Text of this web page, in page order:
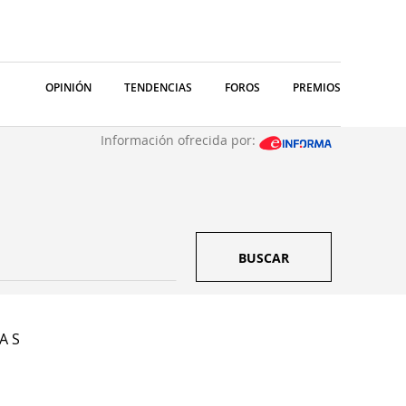
OPINIÓN TENDENCIAS FOROS PREMIOS
Información ofrecida por:
BUSCAR
S